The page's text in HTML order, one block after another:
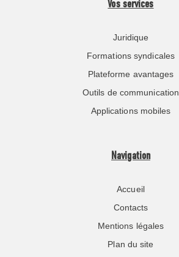
Vos services
Juridique
Formations syndicales
Plateforme avantages
Outils de communication
Applications mobiles
Navigation
Accueil
Contacts
Mentions légales
Plan du site